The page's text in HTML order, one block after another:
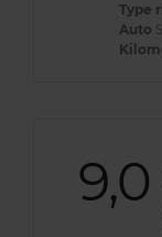
Type
Auto
9,0